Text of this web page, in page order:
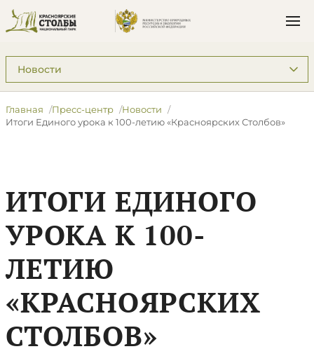
Подразделы: Пресс-центр
Главная Пресс-центр
Новости
Итоги Единого урока к 100-летию «Красноярских Столбов»
ИТОГИ ЕДИНОГО
УРОКА К 100-
ЛЕТИЮ
«КРАСНОЯРСКИХ
СТОЛБОВ»